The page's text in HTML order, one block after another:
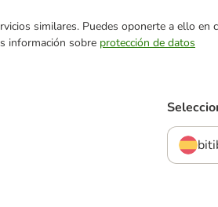
similares. Puedes oponerte a ello
información sobre protección de datos